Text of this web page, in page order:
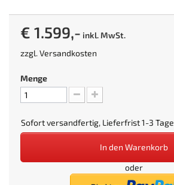
€ 1.599,- inkl. MwSt.
zzgl.Versandkosten
Menge
Sofort versandfertig, Lieferfrist 1-3 Tage
In den Warenkorb
oder